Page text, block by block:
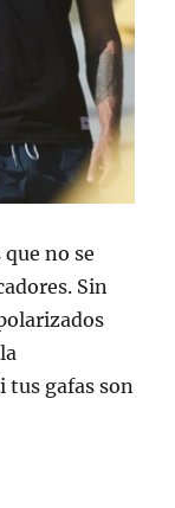
no se
Sin
tus gafas son